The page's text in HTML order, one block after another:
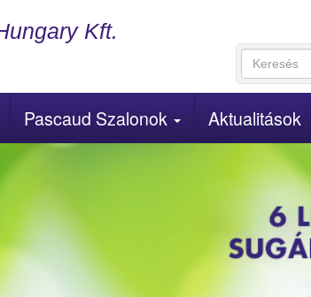
Kft.
Keresés
űrlap
Pascaud Szalonok Aktualitások